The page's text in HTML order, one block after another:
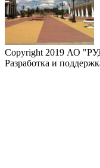
Copyright 2019 АО
Разработка и